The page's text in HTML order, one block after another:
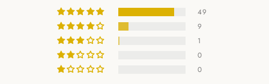
49
9
1
0
0